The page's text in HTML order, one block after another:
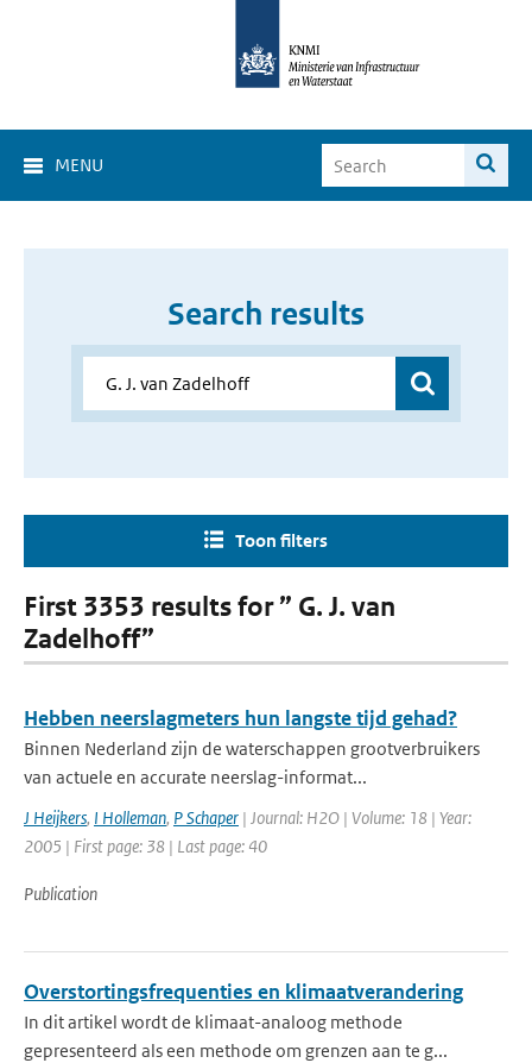
MENU
Search results
Toon filters
First 3353 results for ” G. J. van
Zadelhoff”
Hebben neerslagmeters hun langste tijd gehad?
Binnen Nederland zijn de waterschappen grootverbruikers
van actuele en accurate neerslag-informat...
J Heijkers, I Holleman, P Schaper | Journal: H2O | Volume: 18 | Year:
2005 | First page: 38 | Last page: 40
Publication
Overstortingsfrequenties en klimaatverandering
In dit artikel wordt de klimaat-analoog methode
gepresenteerd als een methode om grenzen aan te g...